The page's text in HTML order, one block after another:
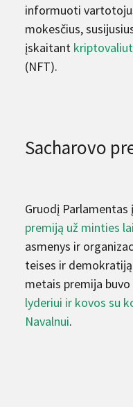
informuoti
mokesčius,
įskaitant
(NFT).
Sacharovo
Gruodį
premiją už minties
asmenys ir
teises ir
metais premija buvo
lyderiui ir kovos su
Navalnui.